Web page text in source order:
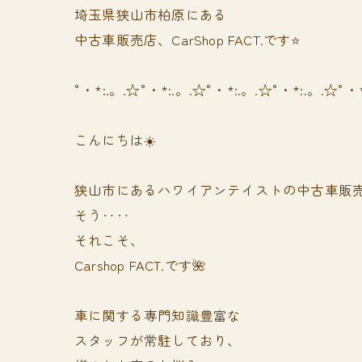
埼玉県狭山市柏原にある
中古車販売店、CarShop FACT.です⭐️
°・*:.。.☆°・*:.。.☆°・*:.。.☆°・*:.。.☆°
こんにちは☀️
狭山市にあるハワイアンテイストの中古車販売
そう‥‥
それこそ、
Carshop FACT.です🌺
車に関する専門知識豊富な
スタッフが常駐しており、